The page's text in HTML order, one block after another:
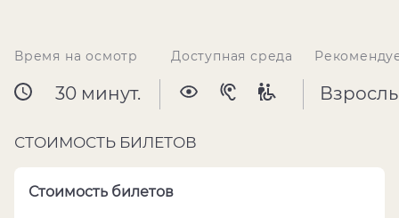
Время на осмотр
30 минут.
Доступная среда
СТОИМОСТЬ БИЛЕТОВ
Стоимость билетов